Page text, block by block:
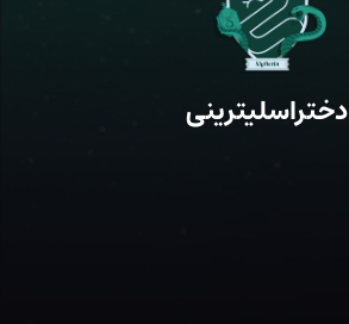
دختراسلیترینی